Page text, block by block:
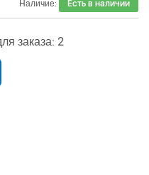
Наличие: Есть в наличии
заказа: 2